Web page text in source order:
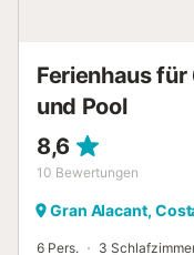
Ferienhaus für
und Pool
8,6
10 Bewertungen
Gran Alacant,
6 Pers. 3